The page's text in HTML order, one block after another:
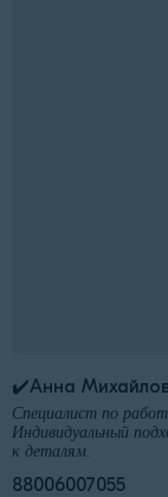
✔️Анна
Специалист по
Индивидуальный
к деталям.
88006007055